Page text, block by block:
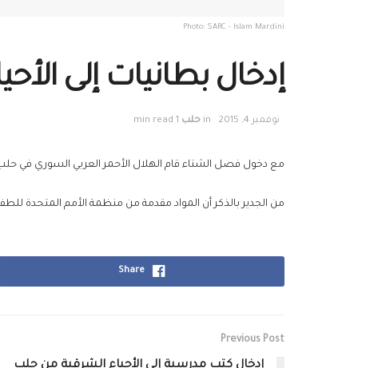
Photo: SARC - Islam Mardini
إدخال بطانيات إلى
نوفمبر 4, 2015 in حلب 1 min read
مع دخول فصل الشتاء قام الهلال الأحمر العربي السوري في حلب وعبر
من الجدير بالذكر أن المواد مقدمة من منظمة الأمم المتحدة
Share
Previous Post
إدخال كتب مدرسية إلى الأحياء الشرقية من حلب